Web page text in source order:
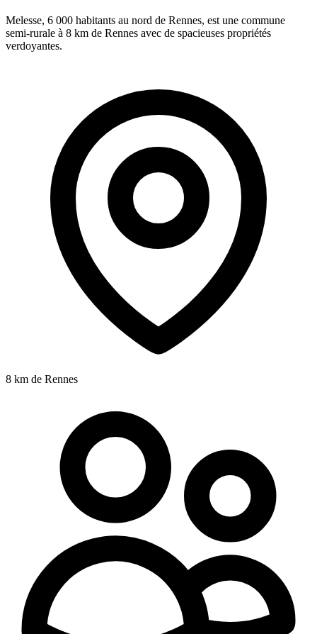
Melesse, 6 000 habitants au nord de Rennes, est une commune
semi-rurale à 8 km de Rennes avec de spacieuses propriétés
verdoyantes.
8 km de Rennes